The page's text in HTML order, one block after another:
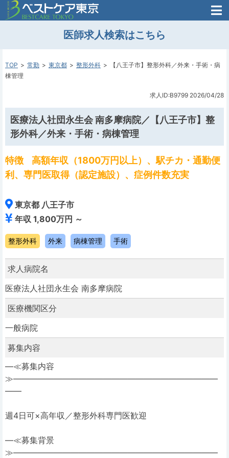
医師がはじめた
医師のための
転職支援
転職支援のお問い合わせ
医師求人検索はこちら
TOP 常勤 東京都 整形外科
【八王子市】整形外科／外来・手術・病
棟管理
求人ID:B9799 2026/04/28
医療法人社団永生会 南多摩病院／【八王子市】整
形外科／外来・手術・病棟管理
特徴 高額年収（1800万円以上）、駅チカ・通勤便
利、専門医取得（認定施設）、症例件数充実
東京都 八王子市
年収 1,800万円 ～
整形外科 外来 病棟管理 手術
求人病院名
医療法人社団永生会 南多摩病院
医療機関区分
一般病院
募集内容
―≪募集内容
≫―――――――――――――――――――――――――
――
週4日可×高年収／整形外科専門医歓迎
―≪募集背景
≫―――――――――――――――――――――――――